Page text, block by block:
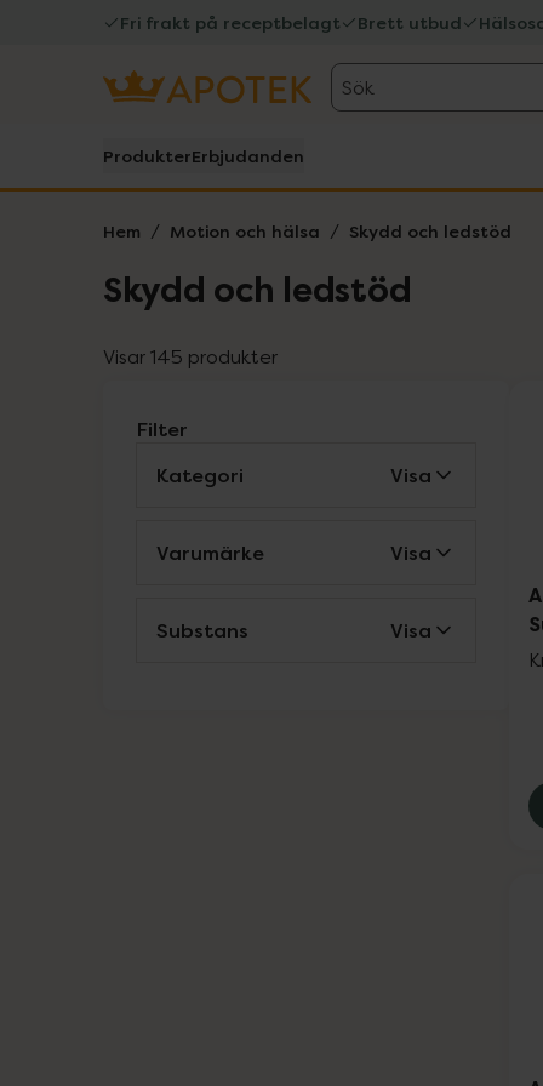
Fri frakt på receptbelagt Brett utbud
Sök
ProdukterErbjudanden
Hem Motion och hälsa Skydd och ledstöd
Skydd och ledstöd
Visar 145 produkter
Filter
Kategori
Visa
Varumärke Visa
Substans Visa